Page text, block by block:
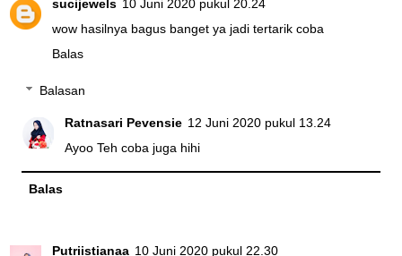
sucijewels 10 Juni 2020 pukul 20.24
wow hasilnya bagus banget ya jadi tertarik coba
Balas
Balasan
Ratnasari Pevensie 12 Juni 2020 pukul 13.24
Ayoo Teh coba juga hihi
Balas
Putriistianaa 10 Juni 2020 pukul 22.30